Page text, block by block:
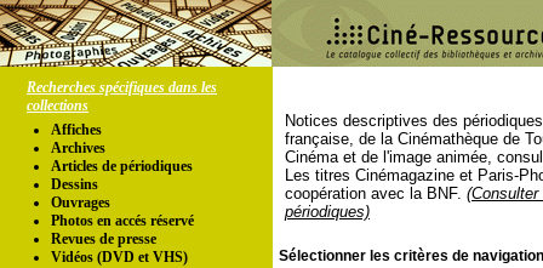
Recherches spécifiques dans les
collections
Affiches
Archives
Articles de périodiques
Dessins
Ouvrages
Photos en accés réservé
Revues de presse
Vidéos (DVD et VHS)
Notices descriptives des
française, de la Cinémathèque de
Cinéma et de l'image animée,
Les titres Cinémagazine et Paris-
coopération avec la BNF.
périodiques)
Sélectionner les critères de